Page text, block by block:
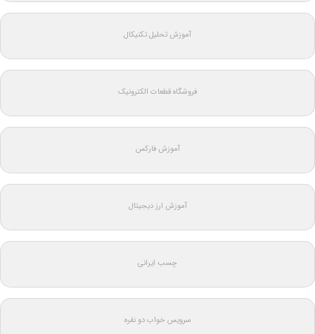
آموزش تحلیل تکنیکال
فروشگاه قطعات الکترونیک
آموزش فارکس
آموزش ارز دیجیتال
چسب ایرانی
سرویس خواب دو نفره